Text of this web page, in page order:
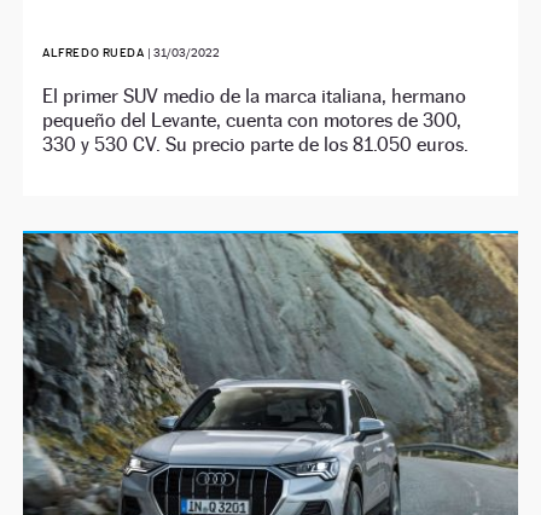
ALFREDO RUEDA | 31/03/2022
El primer SUV medio de la marca italiana, hermano
pequeño del Levante, cuenta con motores de 300,
330 y 530 CV. Su precio parte de los 81.050 euros.